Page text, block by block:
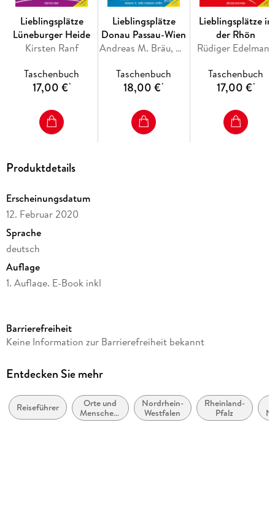
Lieblingsplätze
Lüneburger Heide
Kirsten Ranf
Taschenbuch
17,00 €*
Lieblingsplätze
Donau Passau-Wien
Andreas M. Bräu, Andreas Schöps
Taschenbuch
18,00 €*
Lieblingsplätze in
der Rhön
Rüdiger Edelmann
Taschenbuch
17,00 €*
Produktdetails
Erscheinungsdatum
12. Februar 2020
Sprache
deutsch
Auflage
1. Auflage. E-Book inkl
Reihe
Autor/Autorin
Verlag/Hersteller
Gmeiner Verlag
Barrierefreiheit
Keine Information zur Barrierefreiheit bekannt
Entdecken Sie mehr
Reiseführer
Orte und
Menschen:
Sachbuch,
Nordrhein-
Westfalen
Rheinland-
Pfalz